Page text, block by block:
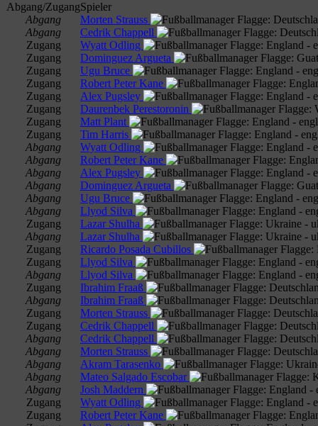
Abgang/ZugangSpieler
Abgang
Morten Strauss
Abgang
Cedrik Chappell
Zugang
Wyatt Odling
Zugang
Dominguez Argueta
Zugang
Ugu Bruce
Zugang
Robert Peter Kane
Zugang
Alex Pugsley
Zugang
Daurenbek Perestoronin
Zugang
Matt Plant
Zugang
Tim Harris
Abgang
Wyatt Odling
Abgang
Robert Peter Kane
Abgang
Alex Pugsley
Abgang
Dominguez Argueta
Abgang
Ugu Bruce
Abgang
Llyod Silva
Zugang
Lazar Shulha
Abgang
Lazar Shulha
Zugang
Ricardo Posada Cubillos
Zugang
Llyod Silva
Abgang
Llyod Silva
Zugang
Ibrahim Fraaß
Abgang
Ibrahim Fraaß
Zugang
Morten Strauss
Zugang
Cedrik Chappell
Abgang
Cedrik Chappell
Abgang
Morten Strauss
Abgang
Akram Tarasenko
Abgang
Mateo Salgado Escobar
Abgang
Josh Maddern
Zugang
Wyatt Odling
Zugang
Robert Peter Kane